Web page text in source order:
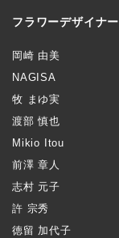
フラワーデザイナー
岡崎 由美
NAGISA
牧 まゆ実
渡部 慎也
Mikio Itou
前澤 章人
志村 元子
許 宗秀
徳留 加代子